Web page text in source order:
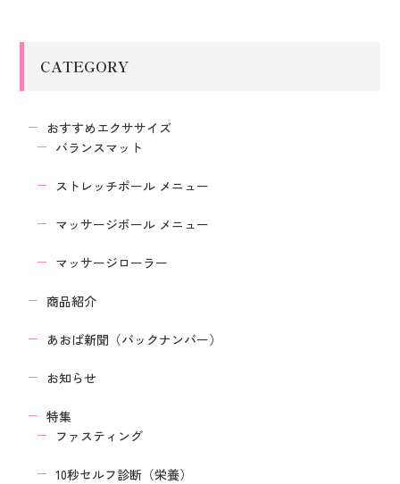
CATEGORY
おすすめエクササイズ
バランスマット
ストレッチポール メニュー
マッサージボール メニュー
マッサージローラー
商品紹介
あおば新聞（バックナンバー）
お知らせ
特集
ファスティング
10秒セルフ診断（栄養）